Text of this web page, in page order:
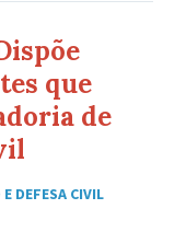
que
de
DEFESA CIVIL